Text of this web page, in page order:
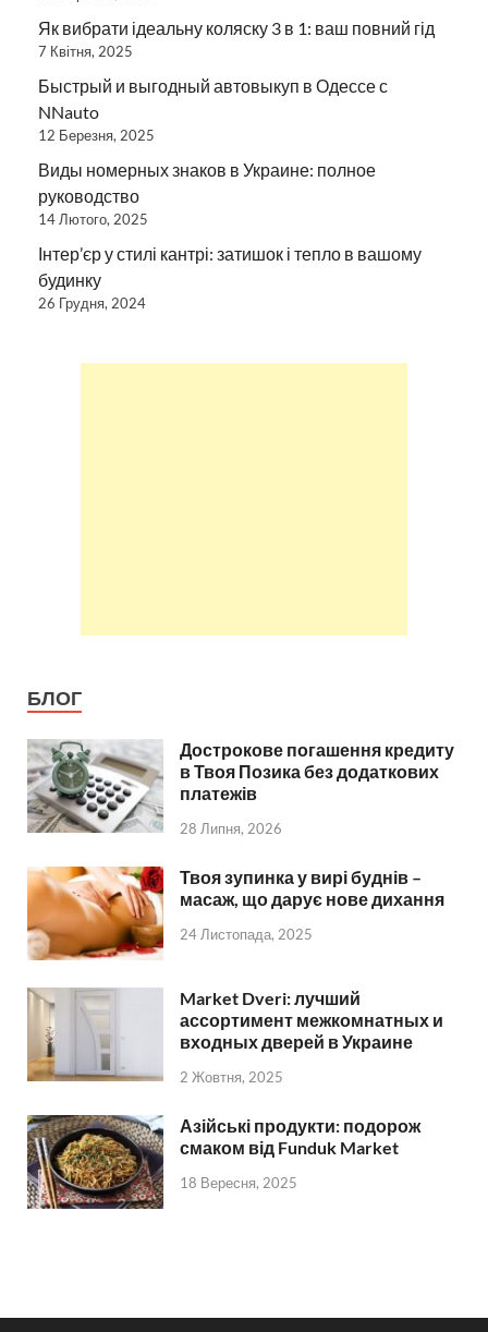
Як вибрати ідеальну коляску 3 в 1: ваш повний гід
7 Квітня, 2025
Быстрый и выгодный автовыкуп в Одессе с
NNauto
12 Березня, 2025
Виды номерных знаков в Украине: полное
руководство
14 Лютого, 2025
Інтер’єр у стилі кантрі: затишок і тепло в вашому
будинку
26 Грудня, 2024
БЛОГ
Дострокове погашення кредиту
в Твоя Позика без додаткових
платежів
28 Липня, 2026
Твоя зупинка у вирі буднів –
масаж, що дарує нове дихання
24 Листопада, 2025
Market Dveri: лучший
ассортимент межкомнатных и
входных дверей в Украине
2 Жовтня, 2025
Азійські продукти: подорож
смаком від Funduk Market
18 Вересня, 2025